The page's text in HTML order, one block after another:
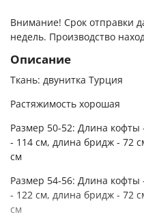
Внимание! Срок отправки
недель. Производство
Описание
Ткань: двунитка Турция
Растяжимость хорошая
Размер 50-52: Длина кофты
- 114 см, длина бридж - 72
см
Размер 54-56: Длина кофты
- 122 см, длина бридж - 72
см